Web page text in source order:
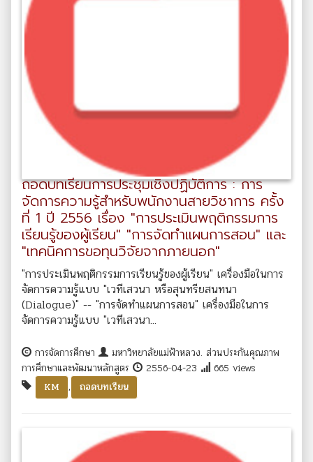
ถอดบทเรียนการประชุมเชิงปฏิบัติการ : การ
จัดการความรู้สำหรับพนักงานสายวิชาการ ครั้ง
ที่ 1 ปี 2556 เรื่อง "การประเมินพฤติกรรมการ
เรียนรู้ของผู้เรียน" "การจัดทำแผนการสอน" และ
"เทคนิคการขอทุนวิจัยจากภายนอก"
"การประเมินพฤติกรรมการเรียนรู้ของผู้เรียน" เครื่องมือในการ
จัดการความรู้แบบ "เวทีเสวนา หรือสุนทรียสนทนา
(Dialogue)" -- "การจัดทำแผนการสอน" เครื่องมือในการ
จัดการความรู้แบบ "เวทีเสวนา...
การจัดการศึกษา
มหาวิทยาลัยแม่ฟ้าหลวง. ส่วนประกันคุณภาพ
การศึกษาและพัฒนาหลักสูตร
2556-04-23
665 views
KM
, ถอดบทเรียน